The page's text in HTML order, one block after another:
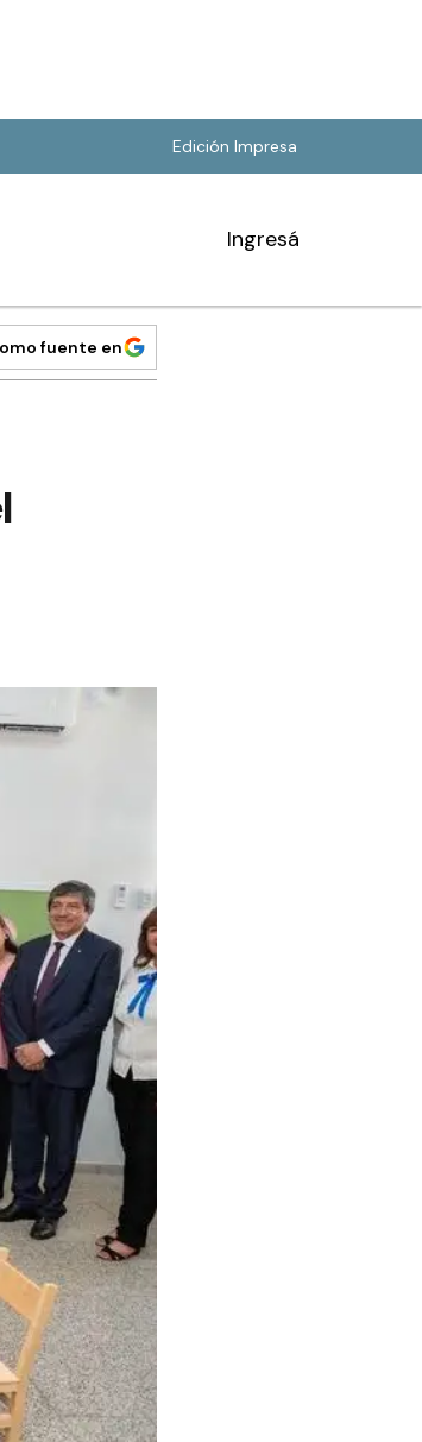
Edición Impresa
Ingresá
fuente en